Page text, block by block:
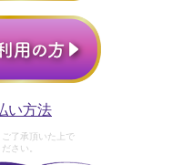
い方法
ご了承頂いた上で
さい。